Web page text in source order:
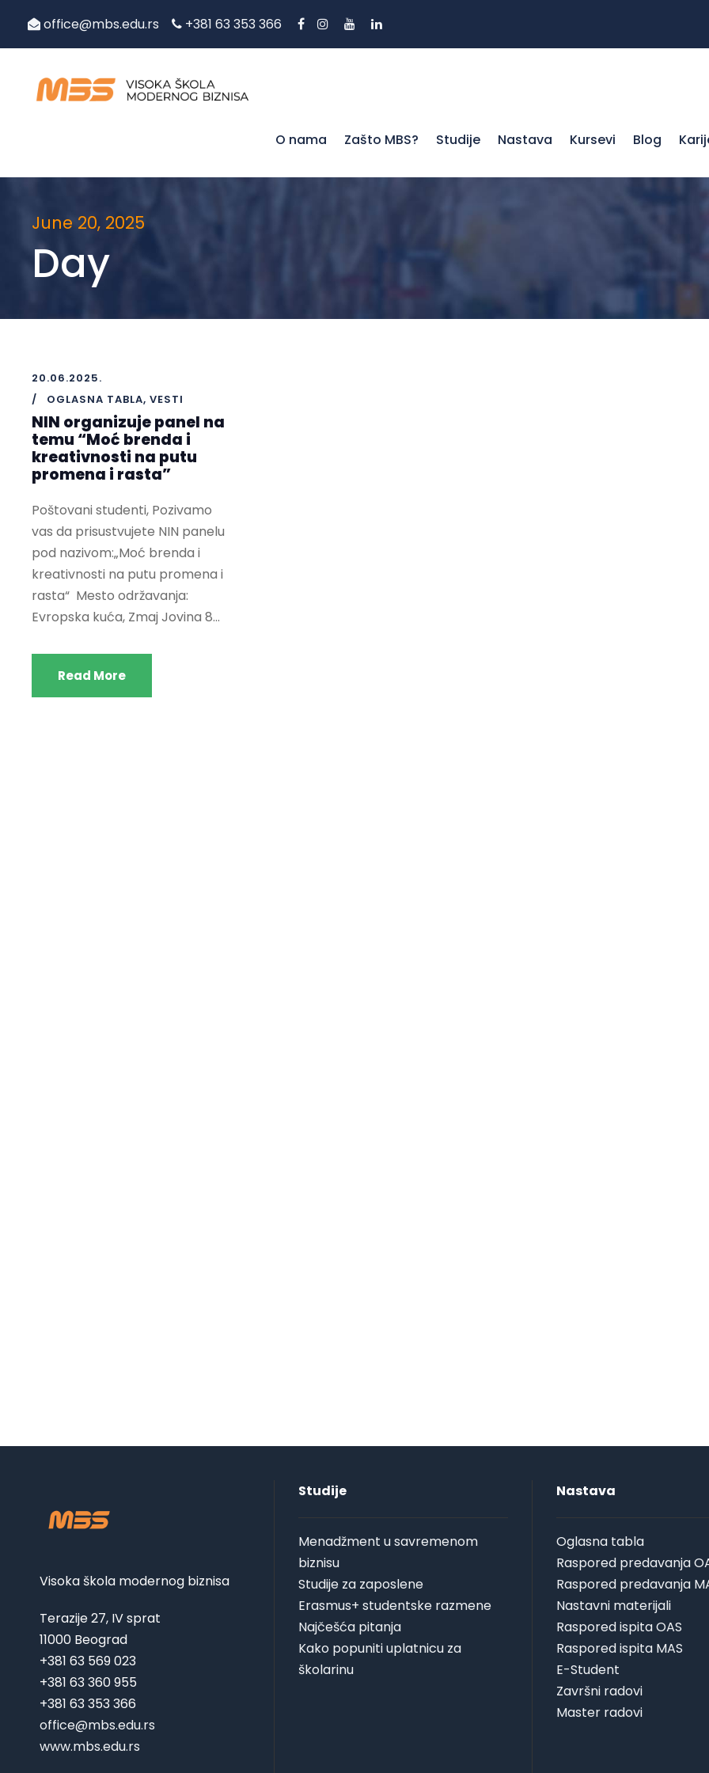
office@mbs.edu.rs +381 63 353 366
O nama Zašto MBS? Studije Nastava Kursevi Blog
June 20, 2025
Day
20.06.2025.
OGLASNA TABLA, VESTI
NIN organizuje panel na
temu “Moć brenda i
kreativnosti na putu
promena i rasta”
Poštovani studenti, Pozivamo
vas da prisustvujete NIN panelu
pod nazivom:„Moć brenda i
kreativnosti na putu promena i
rasta“ Mesto održavanja:
Evropska kuća, Zmaj Jovina 8...
Read More
Visoka škola modernog biznisa
Terazije 27, IV sprat
11000 Beograd
+381 63 569 023
+381 63 360 955
+381 63 353 366
office@mbs.edu.rs
www.mbs.edu.rs
Studije
Menadžment u savremenom
biznisu
Studije za zaposlene
Erasmus+ studentske razmene
Najčešća pitanja
Kako popuniti uplatnicu za
školarinu
Nastava
Oglasna tabla
Raspored predavanja
Raspored predavanja
Nastavni materijali
Raspored ispita OAS
Raspored ispita MAS
E-Student
Završni radovi
Master radovi